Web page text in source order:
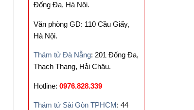
Đống Đa, Hà Nội.
Văn phòng GD: 110 Cầu Giấy,
Hà Nội.
Thám tử Đà Nẵng: 201 Đống Đa,
Thạch Thang, Hải Châu.
Hotline: 0976.828.339
Thám tử Sài Gòn TPHCM: 44